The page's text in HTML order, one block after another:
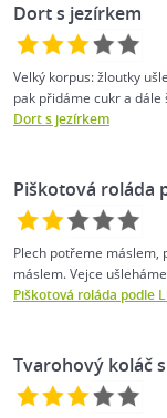
Dort s jezírkem
Velký korpus: žloutky
pak přidáme cukr a dále
Dort s jezírkem
Piškotová roláda
Plech potřeme máslem,
máslem. Vejce
Piškotová roláda podle
Tvarohový koláč